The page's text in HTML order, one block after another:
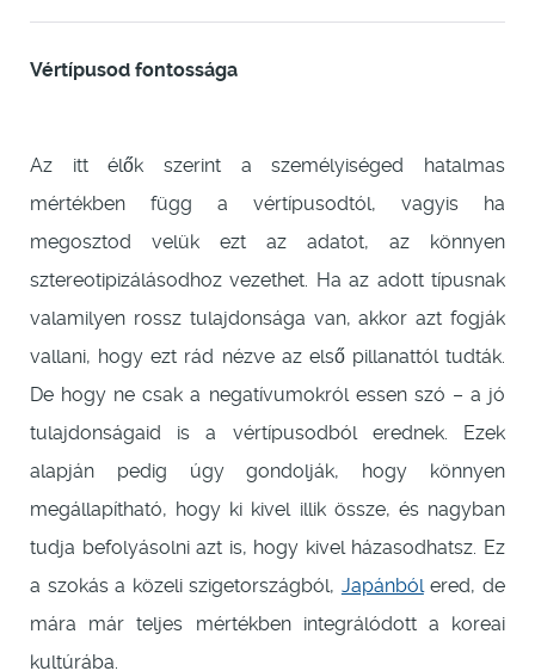
Vértípusod fontossága
Az itt élők szerint a személyiséged hatalmas
mértékben függ a vértípusodtól, vagyis ha
megosztod velük ezt az adatot, az könnyen
sztereotipizálásodhoz vezethet. Ha az adott típusnak
valamilyen rossz tulajdonsága van, akkor azt fogják
vallani, hogy ezt rád nézve az első pillanattól tudták.
De hogy ne csak a negatívumokról essen szó – a jó
tulajdonságaid is a vértípusodból erednek. Ezek
alapján pedig úgy gondolják, hogy könnyen
megállapítható, hogy ki kivel illik össze, és nagyban
tudja befolyásolni azt is, hogy kivel házasodhatsz. Ez
a szokás a közeli szigetországból, Japánbólered, de
mára már teljes mértékben integrálódott a koreai
kultúrába.